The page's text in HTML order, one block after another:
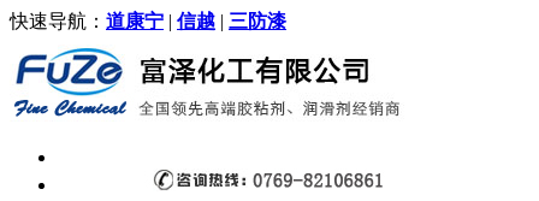
快速导航： 道康宁 | 信越 | 三防漆